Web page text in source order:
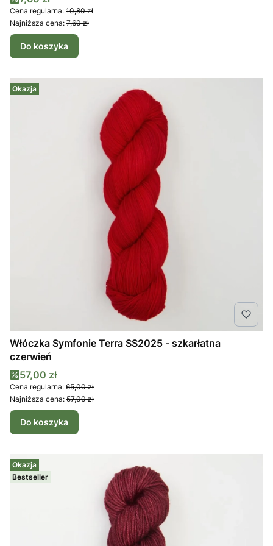
Cena regularna: 10,80 zł
Najniższa cena: 7,60 zł
Do koszyka
Okazja
Włóczka Symfonie Terra SS2025 - szkarłatna
czerwień
Cena promocyjna
57,00 zł
Cena regularna: 65,00 zł
Najniższa cena: 57,00 zł
Do koszyka
Okazja
Bestseller